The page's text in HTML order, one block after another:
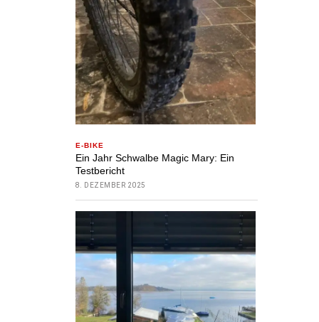
E-BIKE
Ein Jahr Schwalbe Magic Mary: Ein
Testbericht
8. DEZEMBER 2025